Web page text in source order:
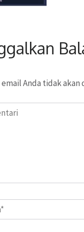
Anda tidak